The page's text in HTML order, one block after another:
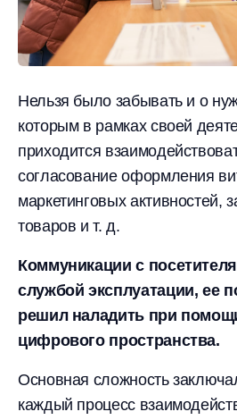
Нельзя было забывать и о
которым в рамках своей
приходится
согласование оформления
маркетинговых активностей,
товаров и т. д.
Коммуникации с
службой эксплуатации, ее
решил наладить при
цифрового пространства.
Основная сложность
каждый процесс